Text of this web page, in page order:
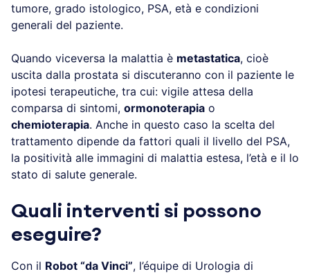
tumore, grado istologico, PSA, età e condizioni
generali del paziente.
Quando viceversa la malattia è metastatica, cioè
uscita dalla prostata si discuteranno con il paziente le
ipotesi terapeutiche, tra cui: vigile attesa della
comparsa di sintomi, ormonoterapia o
chemioterapia. Anche in questo caso la scelta del
trattamento dipende da fattori quali il livello del PSA,
la positività alle immagini di malattia estesa, l’età e il lo
stato di salute generale.
Quali interventi si possono
eseguire?
Con il Robot “da Vinci”, l’équipe di Urologia di